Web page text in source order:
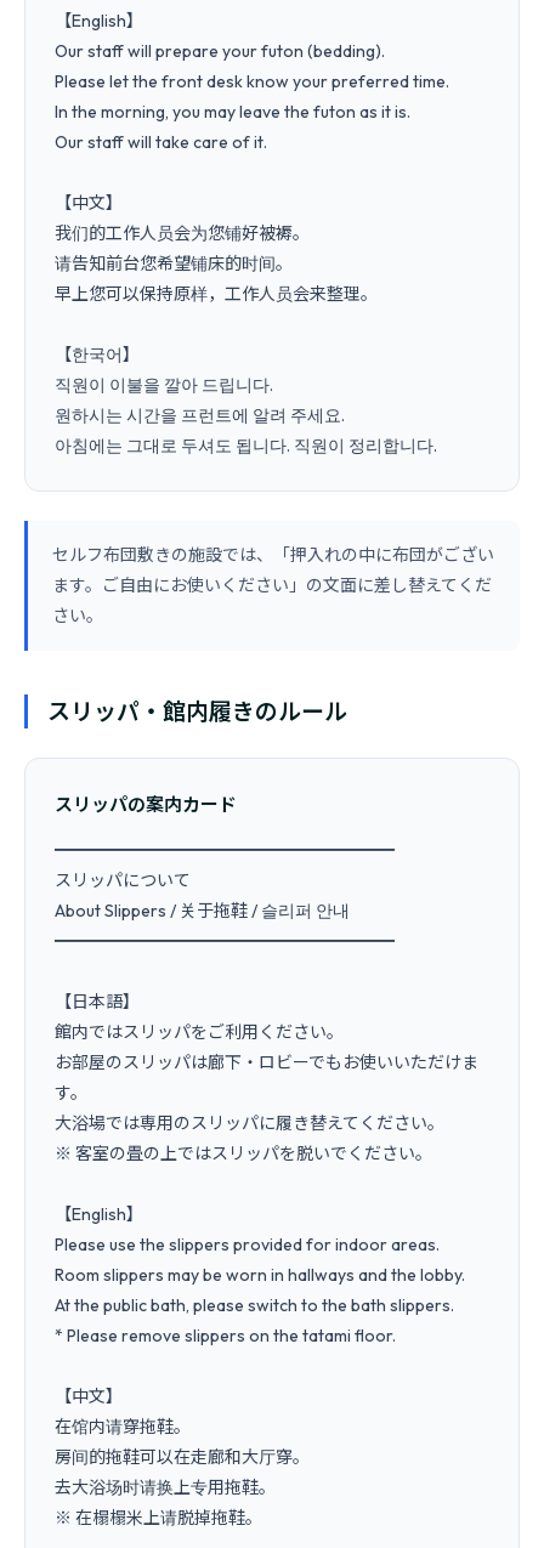
【English】
Our staff will prepare your futon (bedding).
Please let the front desk know your preferred time.
In the morning, you may leave the futon as it is.
Our staff will take care of it.
【中文】
我们的工作人员会为您铺好被褥。
请告知前台您希望铺床的时间。
早上您可以保持原样，工作人员会来整理。
【한국어】
직원이 이불을 깔아 드립니다.
원하시는 시간을 프런트에 알려 주세요.
セルフ布団敷きの施設では、「押入れの中に布団がござい
ます。ご自由にお使いください」の文面に差し替えてくだ
さい。
スリッパ・館内履きのルール
スリッパの案内カード
━━━━━━━━━━━━━━━━━━━━
スリッパについて
About Slippers / 关于拖鞋 / 슬리퍼 안내
━━━━━━━━━━━━━━━━━━━━
【日本語】
館内ではスリッパをご利用ください。
お部屋のスリッパは廊下・ロビーでもお使いいただけま
す。
大浴場では専用のスリッパに履き替えてください。
※ 客室の畳の上ではスリッパを脱いでください。
【English】
Please use the slippers provided for indoor areas.
Room slippers may be worn in hallways and the lobby.
At the public bath, please switch to the bath slippers.
* Please remove slippers on the tatami floor.
【中文】
在馆内请穿拖鞋。
房间的拖鞋可以在走廊和大厅穿。
去大浴场时请换上专用拖鞋。
※ 在榻榻米上请脱掉拖鞋。